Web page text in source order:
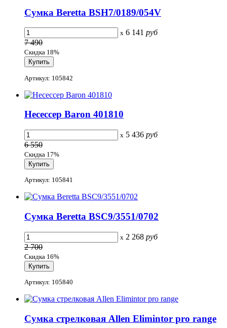
Сумка Beretta BSH7/0189/054V
x 6 141 руб
7 490
Скидка 18%
Артикул: 105842
Несессер Baron 401810
x 5 436 руб
6 550
Скидка 17%
Артикул: 105841
Сумка Beretta BSC9/3551/0702
x 2 268 руб
2 700
Скидка 16%
Артикул: 105840
Сумка стрелковая Allen Elimintor pro range